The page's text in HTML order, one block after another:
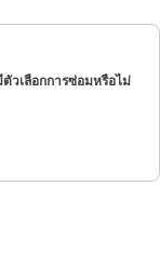
วเลือกการซ่อมหรือไม่